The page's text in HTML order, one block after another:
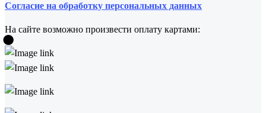
•
Согласие на обработку персональных данных
На сайте возможно произвести оплату картами: